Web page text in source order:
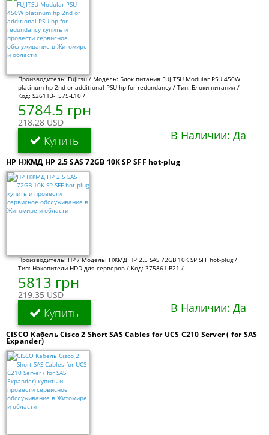
Производитель: Fujitsu / Модель: Блок питания FUJITSU Modular PSU 450W
platinum hp 2nd or additional PSU hp for redundancy / Тип: Блоки питания /
Код: S26113-F575-L10 /
5784.5 грн
218.28 USD
Купить В Наличии: Да
HP НЖМД HP 2.5 SAS 72GB 10K SP SFF hot-plug
Производитель: HP / Модель: НЖМД HP 2.5 SAS 72GB 10K SP SFF hot-plug /
Тип: Накопители HDD для серверов / Код: 375861-B21 /
5813 грн
219.35 USD
Купить В Наличии: Да
CISCO Кабель Cisco 2 Short SAS Cables for UCS C210 Server ( for SAS
Expander)